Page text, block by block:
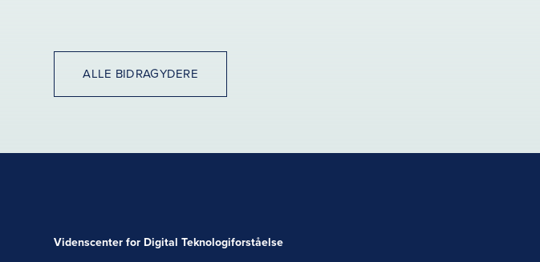
ALLE BIDRAGYDERE
Videnscenter for Digital Teknologiforståelse